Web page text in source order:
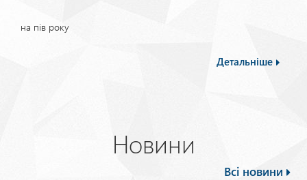
на пів року
Детальніше
Новини
Всі новини